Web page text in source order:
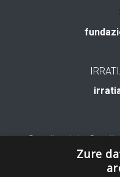
Gure lizentzia:
Zure